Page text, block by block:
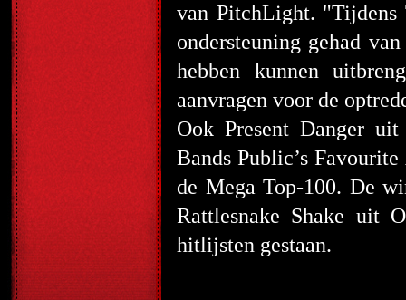
van PitchLight. "Tijdens
ondersteuning gehad
hebben kunnen
aanvragen voor de
Ook Present Danger
Bands Public’s
de Mega Top-100. De
Rattlesnake Shake uit
hitlijsten gestaan.